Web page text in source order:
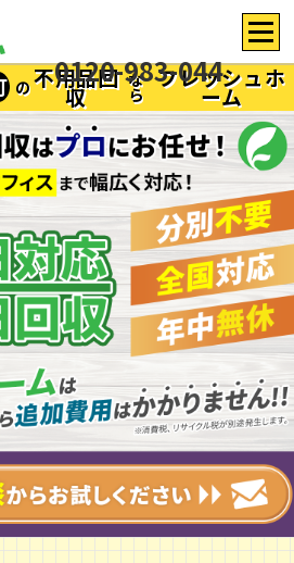
0120-983-044
の不用品回
収
な
ら
フレッシュホ
ーム